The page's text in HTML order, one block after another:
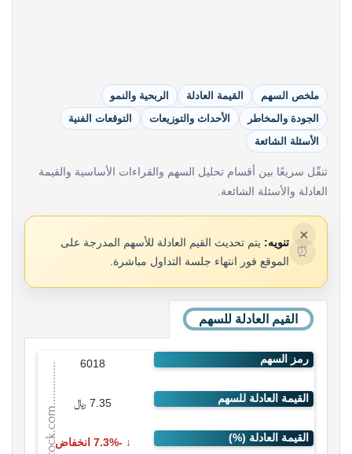
ملخص السهم القيمة العادلة
الربحية والنمو
الجودة والمخاطر
الأحداث والتوزيعات
التوقعات الفنية
الأسئلة الشائعة
تنقّل سريعًا بين أقسام تحليل السهم والقراءات الأساسية والقيمة
العادلة والأسئلة الشائعة.
×
⏰
تنويه: يتم تحديث القيم العادلة للأسهم المدرجة على
الموقع فور انتهاء جلسة التداول مباشرة.
القيم العادلة للسهم
6018
7.35 ﷼
-7.3% انخفاض